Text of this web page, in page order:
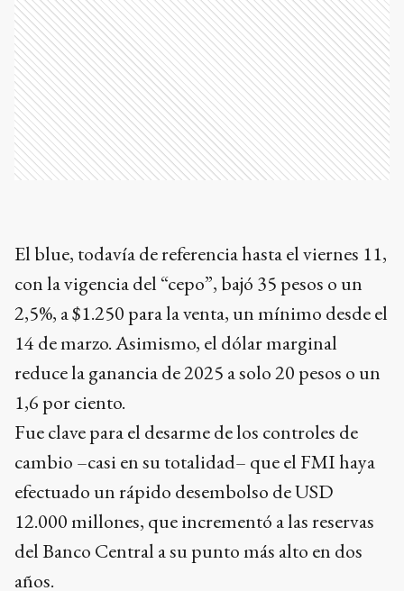
El blue, todavía de referencia hasta el viernes 11,
con la vigencia del “cepo”, bajó 35 pesos o un
2,5%, a $1.250 para la venta, un mínimo desde el
14 de marzo. Asimismo, el dólar marginal
reduce la ganancia de 2025 a solo 20 pesos o un
1,6 por ciento.
Fue clave para el desarme de los controles de
cambio –casi en su totalidad– que el FMI haya
efectuado un rápido desembolso de USD
12.000 millones, que incrementó a las reservas
del Banco Central a su punto más alto en dos
años.